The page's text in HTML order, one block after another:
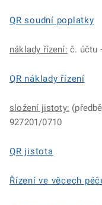
QR soudní poplatky
náklady řízení: č. účtu
QR náklady řízení
složení jistoty:
927201/0710
QR jistota
Řízení ve věcech